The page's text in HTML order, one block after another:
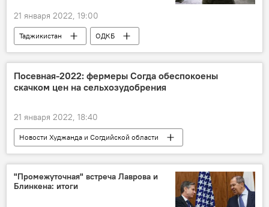
21 января 2022, 19:00
Таджикистан
ОДКБ
Армия и вооружение
Аналитика
Гражданская война в Таджикистане
Посевная-2022: фермеры Согда обеспокоены
скачком цен на сельхозудобрения
21 января 2022, 18:40
Новости Худжанда и Согдийской области
сельское хозяйство
Таджикистан
"Промежуточная" встреча Лаврова и
Блинкена: итоги